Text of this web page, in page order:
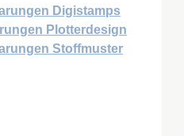
Digistamps
Plotterdesign
Stoffmuster